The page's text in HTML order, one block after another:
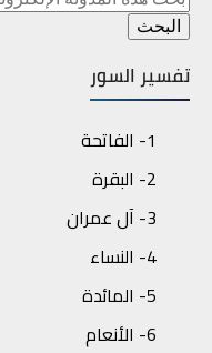
تفسير السور
1- الفاتحة
2- البقرة
3- آل عمران
4- النساء
5- المائدة
6- الأنعام